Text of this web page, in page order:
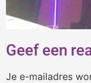
Geef een
Je e-mailadres